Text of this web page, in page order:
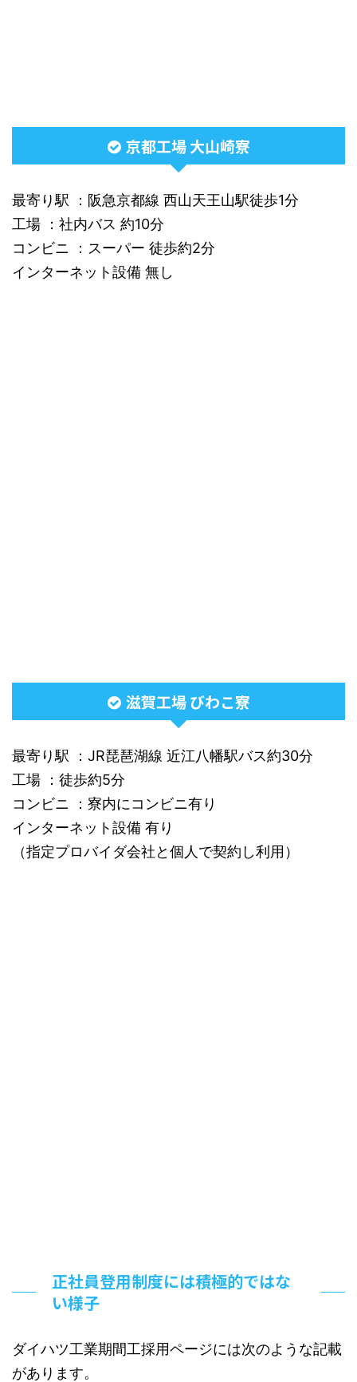
京都工場 大山崎寮
最寄り駅 ：阪急京都線 西山天王山駅徒歩1分
工場 ：社内バス 約10分
コンビニ ：スーパー 徒歩約2分
インターネット設備 無し
滋賀工場 びわこ寮
最寄り駅 ：JR琵琶湖線 近江八幡駅バス約30分
工場 ：徒歩約5分
コンビニ ：寮内にコンビニ有り
インターネット設備 有り
（指定プロバイダ会社と個人で契約し利用）
正社員登用制度には積極的ではな
い様子
ダイハツ工業期間工採用ページには次のような記載
があります。